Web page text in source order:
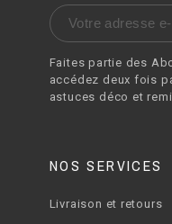
Faites partie des
accédez deux fois
astuces déco et
NOS SERVICES
Livraison et retours